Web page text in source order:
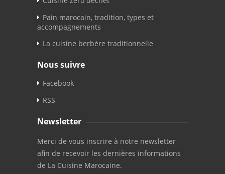
Pain marocain, tradition, types et
accompagnements
La cuisine berbère traditionnelle
Nous suivre
Facebook
RSS
Newsletter
Merci de vous inscrire à notre newsletter
afin de recevoir les dernières informations
de La Cuisine Marocaine.